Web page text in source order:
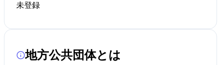
未登録
地方公共団体とは